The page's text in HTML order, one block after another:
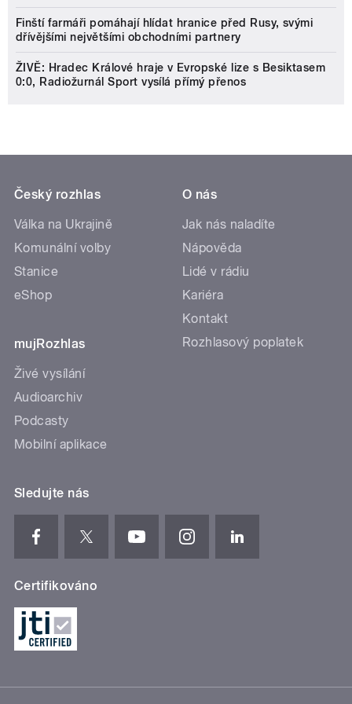
Finští farmáři pomáhají hlídat hranice před Rusy, svými
dřívějšími největšími obchodními partnery
ŽIVĚ: Hradec Králové hraje v Evropské lize s Besiktasem
0:0, Radiožurnál Sport vysílá přímý přenos
Český rozhlas
Válka na Ukrajině
Komunální volby
Stanice
eShop
mujRozhlas
Živé vysílání
Audioarchiv
Podcasty
Mobilní aplikace
O nás
Jak nás naladíte
Nápověda
Lidé v rádiu
Kariéra
Kontakt
Rozhlasový poplatek
Sledujte nás
Certifikováno